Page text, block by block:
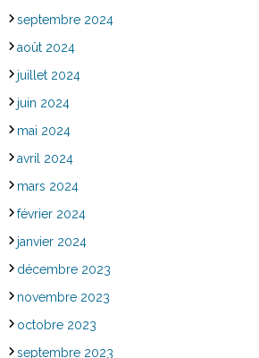
septembre 2024
août 2024
juillet 2024
juin 2024
mai 2024
avril 2024
mars 2024
février 2024
janvier 2024
décembre 2023
novembre 2023
octobre 2023
septembre 2023